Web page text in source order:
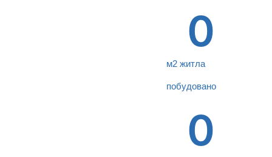
м2 житла
побудовано
0
0